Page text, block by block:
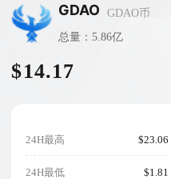
GDAO
GDAO币
总量：5.86亿
$14.17
24H最高 $23.06
24H最低 $1.81